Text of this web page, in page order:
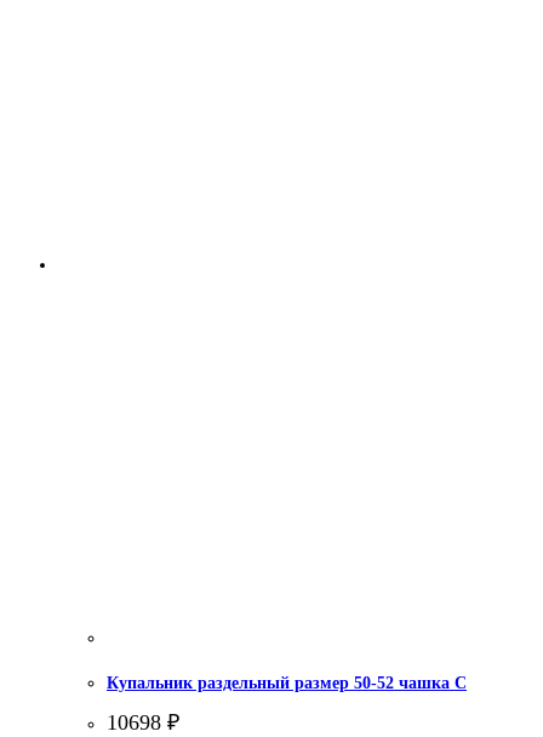
Купальник раздельный размер 50-52 чашка С
10698 ₽